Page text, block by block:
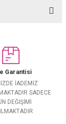
Garantisi
İADEMİZ
SADECE
DEĞİŞİMİ